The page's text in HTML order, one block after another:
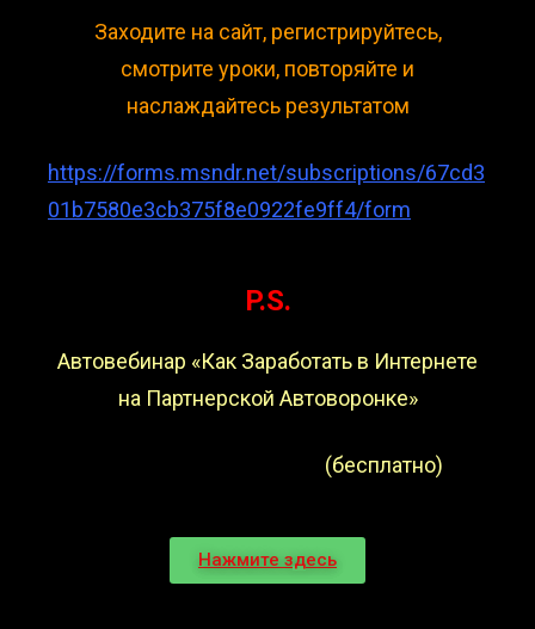
Заходите на сайт, регистрируйтесь,
смотрите уроки, повторяйте и
наслаждайтесь результатом
https://forms.msndr.net/subscriptions/67cd3
01b7580e3cb375f8e0922fe9ff4/form
P.S.
Автовебинар «Как Заработать в Интернете
на Партнерской Автоворонке»
(бесплатно)
Нажмите здесь